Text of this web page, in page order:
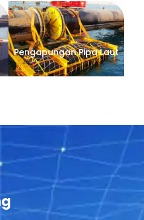
Pengapungan Pipa Laut